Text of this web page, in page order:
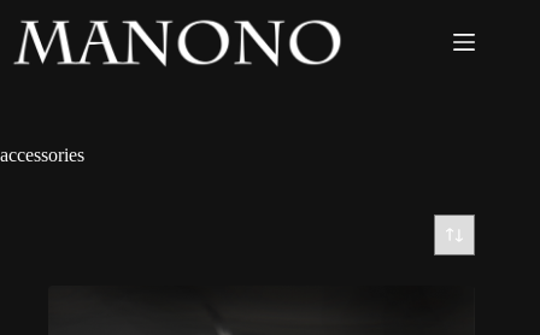
accessories